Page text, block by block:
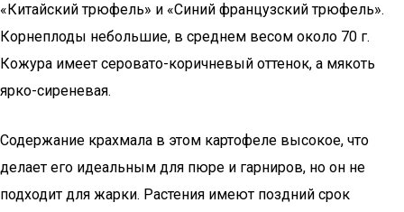
«Китайский трюфель» и «Синий французский трюфель».
Корнеплоды небольшие, в среднем весом около 70 г.
Кожура имеет серовато-коричневый оттенок, а мякоть
ярко-сиреневая.
Содержание крахмала в этом картофеле высокое, что
делает его идеальным для пюре и гарниров, но он не
подходит для жарки. Растения имеют поздний срок